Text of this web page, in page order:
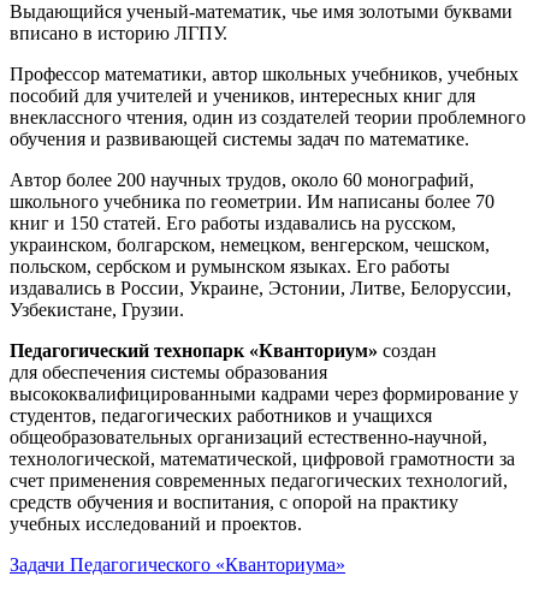
Выдающийся ученый-математик, чье имя золотыми буквами
вписано в историю ЛГПУ.
Профессор математики, автор школьных учебников, учебных
пособий для учителей и учеников, интересных книг для
внеклассного чтения, один из создателей теории проблемного
обучения и развивающей системы задач по математике.
Автор более 200 научных трудов, около 60 монографий,
школьного учебника по геометрии. Им написаны более 70
книг и 150 статей. Его работы издавались на русском,
украинском, болгарском, немецком, венгерском, чешском,
польском, сербском и румынском языках. Его работы
издавались в России, Украине, Эстонии, Литве, Белоруссии,
Узбекистане, Грузии.
Педагогический технопарк «Кванториум» создан
для обеспечения системы образования
высококвалифицированными кадрами через формирование у
студентов, педагогических работников и учащихся
общеобразовательных организаций естественно-научной,
технологической, математической, цифровой грамотности за
счет применения современных педагогических технологий,
средств обучения и воспитания, с опорой на практику
учебных исследований и проектов.
Задачи Педагогического «Кванториума»